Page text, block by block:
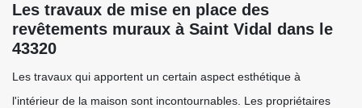
Les travaux de mise en place des
revêtements muraux à Saint Vidal dans le
43320
Les travaux qui apportent un certain aspect esthétique à
l'intérieur de la maison sont incontournables. Les propriétaires